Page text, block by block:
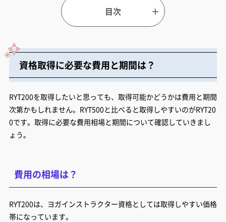
資格取得に必要な費用と期間は？
RYT200を取得したいと思っても、取得可能かどうかは費用と期間
次第かもしれません。RYT500と比べると取得しやすいのがRYT20
0です。取得に必要な費用相場と期間について確認していきまし
ょう。
費用の相場は？
RYT200は、ヨガインストラクター資格としては取得しやすい価格
帯になっています。